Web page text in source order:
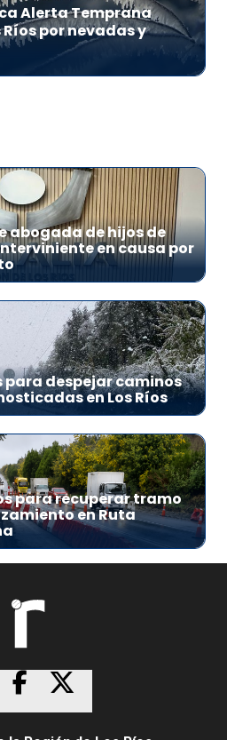
Alerta Temprana
por nevadas y
abogada de hijos de
en causa por
para despejar caminos
en Los Ríos
para recuperar tramo
en Ruta